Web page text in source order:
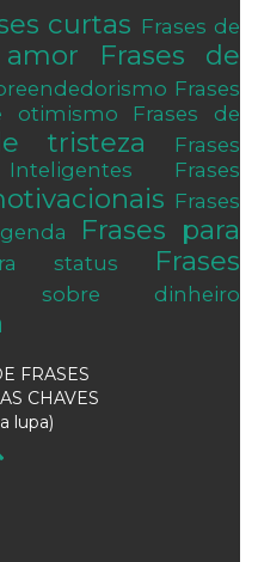
curtas Frases de
Frases de
Frases
otimismo
Frases de
tristeza
Frases
Frases
Frases
Frases para
status
Frases
sobre dinheiro
FRASES
CHAVES
lupa)